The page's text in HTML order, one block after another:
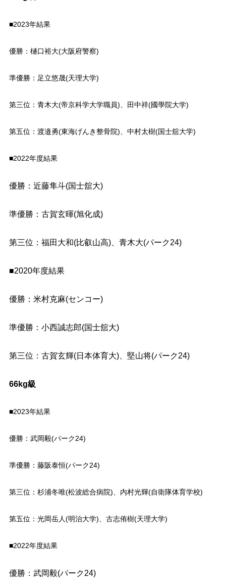
■2023年結果
優勝：樋口裕大(大阪府警察)
準優勝：足立悠晟(天理大学)
第三位：青木大(帝京科学大学職員)、田中祥(國學院大学)
第五位：渡邉勇(東海げんき整骨院)、中村太樹(国士舘大学)
■2022年度結果
優勝：近藤隼斗(国士舘大)
準優勝：古賀玄暉(旭化成)
第三位： 福田大和(比叡山高)、 青木大(パーク24)
■2020年度結果
優勝：米村克麻(センコー)
準優勝：小西誠志郎(国士舘大)
第三位：古賀玄輝(日本体育大)、堅山将(パーク24)
66kg級
■2023年結果
優勝：武岡毅(パーク24)
準優勝：藤阪泰恒(パーク24)
第三位：杉浦冬唯(松波総合病院)、内村光輝(自衛隊体育学校)
第五位：光岡岳人(明治大学)、古志侑樹(天理大学)
■2022年度結果
優勝：武岡毅(パーク24)